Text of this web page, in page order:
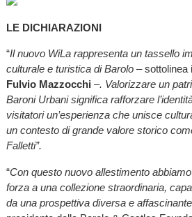
LE DICHIARAZIONI
“Il nuovo WiLa rappresenta un tassello
culturale e turistica di Barolo –sottolinea
Fulvio Mazzocchi –. Valorizzare un
Baroni Urbani significa rafforzare
visitatori un’esperienza che unisce
un contesto di grande valore storico
Falletti”.
“Con questo nuovo allestimento
forza a una collezione straordinaria,
da una prospettiva diversa e